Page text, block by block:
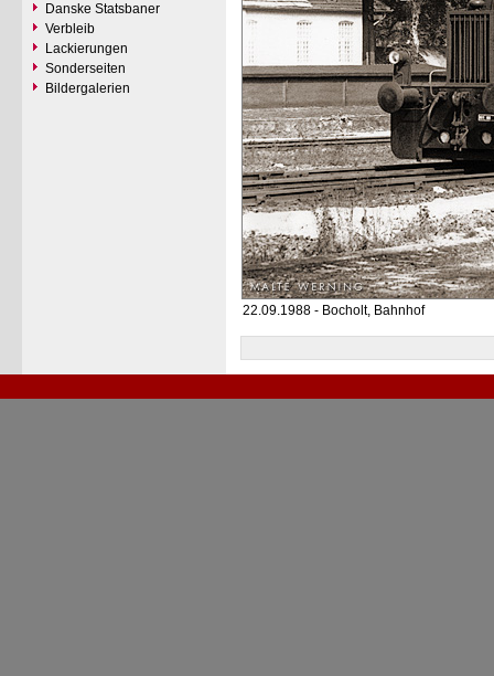
Danske Statsbaner
Verbleib
Lackierungen
Sonderseiten
Bildergalerien
22.09.1988 - Bocholt, Bahnhof